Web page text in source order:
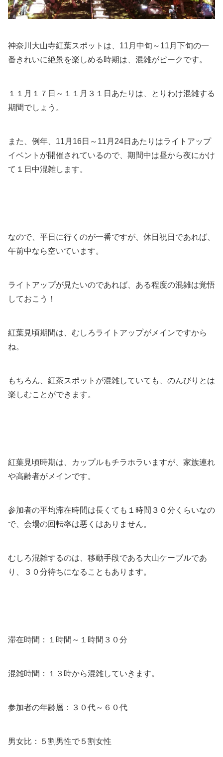
神奈川大山寺紅葉スポットは、11月中旬～11月下旬の一
番きれいに絶景を楽しめる時期は、混雑がピークです。
１１月１７日～１１月３１日あたりは、とりわけ混雑する
期間でしょう。
また、例年、11月16日～11月24日あたりはライトアップ
イベントが開催されているので、期間中は昼から夜にかけ
て１日中混雑します。
なので、平日に行くのが一番ですが、休日祝日であれば、
午前中なら空いています。
ライトアップが見たいのであれば、ある程度の混雑は覚悟
しておこう！
紅葉見頃期間は、むしろライトアップがメインですから
ね。
もちろん、紅茶スポットが混雑していても、のんびりとは
楽しむことができます。
紅葉見頃時期は、カップルもチラホラいますが、家族連れ
や高齢者がメインです。
参加者の平均滞在時間は長くても１時間３０分くらいなの
で、会場の回転率は悪くはありません。
むしろ混雑するのは、移動手段である大山ケーブルであ
り、３０分待ちになることもあります。
滞在時間：１時間～１時間３０分
混雑時間：１３時から混雑していきます。
参加者の年齢層：３０代～６０代
男女比：５割男性で５割女性